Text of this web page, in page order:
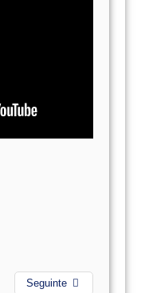
Seguinte